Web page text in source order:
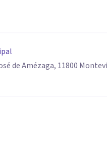
que son expresadas
de Amézaga, 11800